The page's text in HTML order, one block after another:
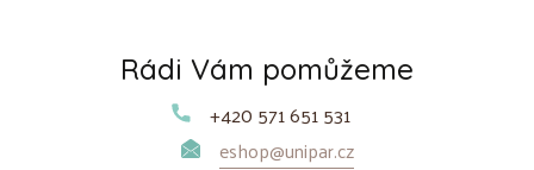
Rádi Vám pomůžeme
+420 571 651 531
eshop@unipar.cz